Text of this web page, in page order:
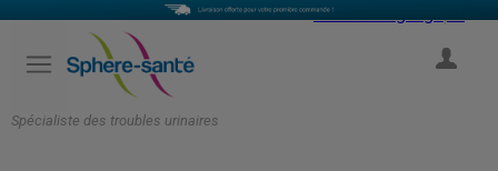
Spécialiste des troubles urinaires
Select Language